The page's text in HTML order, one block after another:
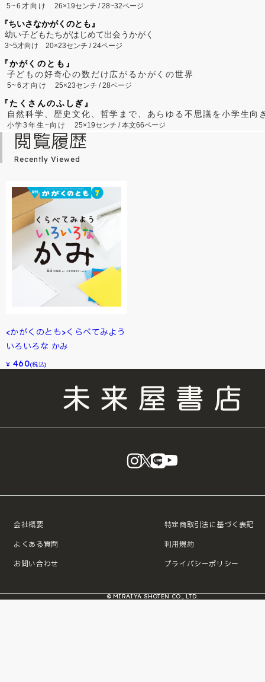
5~6才向け26×19センチ / 28~32ページ
『ちいさなかがくのとも』
幼い子どもたちがはじめて出会うかがく
3~5才向け 20×23センチ / 24ページ
『かがくのとも』
子どもの好奇心の数だけ広がるかがくの世界
5~6才向け25×23センチ / 28ページ
『たくさんのふしぎ』
自然科学、歴史文化、哲学まで、あらゆる不思議を小学生向
小学3年生~向け 25×19センチ / 本文66ページ
閲覧履歴
Recently Viewed
<かがくのとも>くらべてみよう
いろいろな かみ
¥ 460(税込)
instagram
X LINE
会社概要
よくある質問
お問い合わせ
特定商取引法に基づく表記
利用規約
プライバシーポリシー
© MIRAIYA SHOTEN CO., LTD.